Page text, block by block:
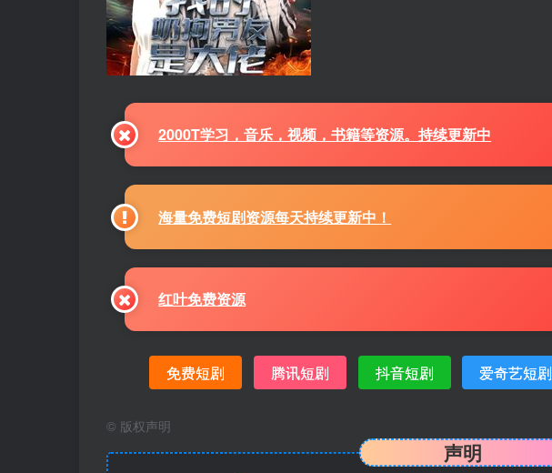
2000T学习，音乐，视频，书籍等资源。持续更新中
海量免费短剧资源每天持续更新中！
红叶免费资源
免费短剧 腾讯短剧 抖音短剧 爱奇艺短剧
© 版权声明
声明